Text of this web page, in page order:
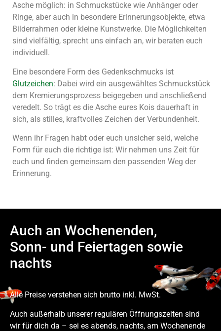
Asche möglich: in Schmuckstücke wie Anhänger oder
Ringe, aber auch in besondere Erinnerungsobjekte, etwa
Bilderrahmen oder kleine Kunstwerke. Die Möglichkeiten
sind vielfältig, sprecht uns einfach an, wir beraten euch
individuell.
Eine besondere Form des Gedenkschmucks ist
Glutzeichen: Dabei wird ein ausgewähltes Schmuckstück
dem Kremierungsprozess beigegeben und anschließend
veredelt. So trägt es die Asche eures Kois dauerhaft in
sich, als stilles, kraftvolles Zeichen der Verbundenheit.
Wenn ihr Fragen habt oder euch unsicher seid, welche
Form für euch die richtige ist: Wir nehmen uns Zeit für
euch und finden gemeinsam den passenden Weg der
Erinnerung.
Auch an Wochenenden,
Sonn- und Feiertagen sowie
nachts
Alle Preise verstehen sich brutto inkl. MwSt.
Auch außerhalb unserer regulären Öffnungszeiten sind
wir für dich da – sei es abends, nachts, am Wochenende